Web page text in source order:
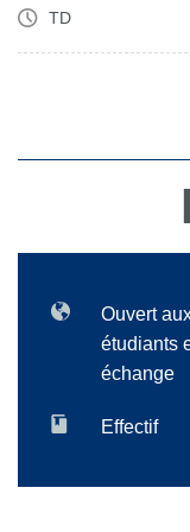
TD
Ouvert
étudiants
échange
Effectif